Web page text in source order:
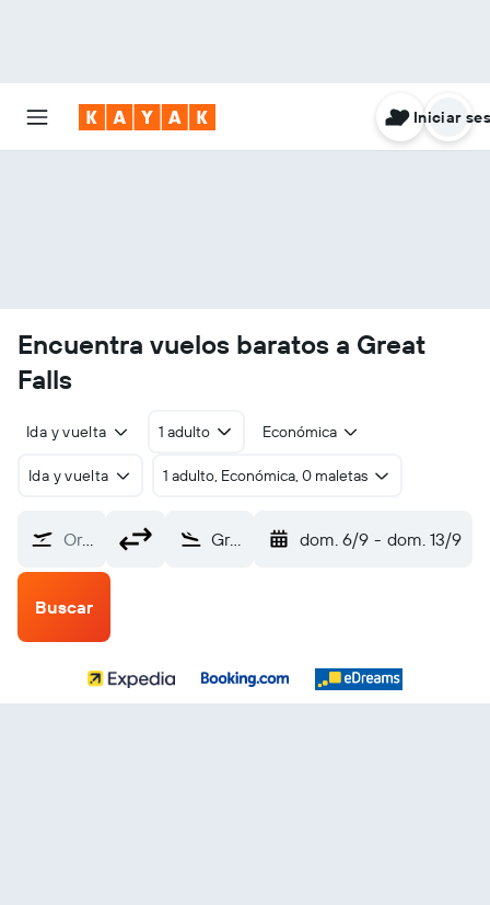
Iniciar
Encuentra vuelos baratos a Great
Falls
Ida y vuelta 1 adulto Económica
Ida y vuelta 1 adulto, Económica, 0 maletas
Origen Great Falls (GTF) dom. 6/9 - dom. 13/9
Buscar